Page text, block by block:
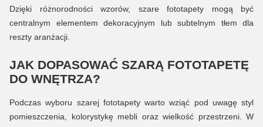
Dzięki różnorodności wzorów, szare fototapety mogą być
centralnym elementem dekoracyjnym lub subtelnym tłem dla
reszty aranżacji.
JAK DOPASOWAĆ SZARĄ FOTOTAPETĘ
DO WNĘTRZA?
Podczas wyboru szarej fototapety warto wziąć pod uwagę styl
pomieszczenia, kolorystykę mebli oraz wielkość przestrzeni. W